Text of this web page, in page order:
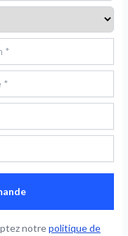
notrepolitique de